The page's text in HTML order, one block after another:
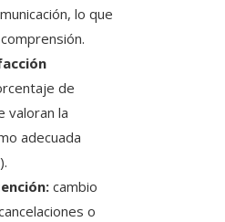
lo que
de
valoran la
adecuada
cambio
o